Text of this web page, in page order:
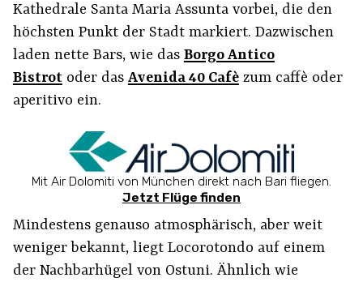
Kathedrale Santa Maria Assunta vorbei, die den
höchsten Punkt der Stadt markiert. Dazwischen
laden nette Bars, wie das Borgo Antico
Bistrotoder das Avenida 40 Cafèzum caffè oder
aperitivo ein.
Mit Air Dolomiti von München direkt nach Bari fliegen.
Jetzt Flüge finden
Mindestens genauso atmosphärisch, aber weit
weniger bekannt, liegt Locorotondo auf einem
der Nachbarhügel von Ostuni. Ähnlich wie